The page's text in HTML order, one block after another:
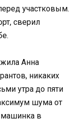
участковым.
сверил
Анна
никаких
утра до пяти
шума от
машинка в